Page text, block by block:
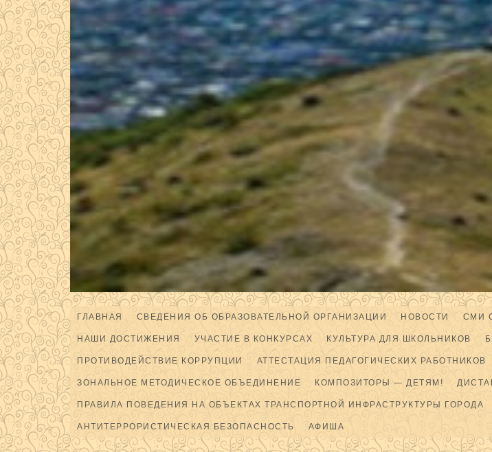
ГЛАВНАЯ СВЕДЕНИЯ ОБ ОБРАЗОВАТЕЛЬНОЙ ОРГАНИЗАЦИИ НОВОСТИ СМИ
НАШИ ДОСТИЖЕНИЯ УЧАСТИЕ В КОНКУРСАХ КУЛЬТУРА ДЛЯ ШКОЛЬНИКОВ
ПРОТИВОДЕЙСТВИЕ КОРРУПЦИИ АТТЕСТАЦИЯ ПЕДАГОГИЧЕСКИХ РАБОТНИКОВ
ЗОНАЛЬНОЕ МЕТОДИЧЕСКОЕ ОБЪЕДИНЕНИЕ КОМПОЗИТОРЫ — ДЕТЯМ!
ПРАВИЛА ПОВЕДЕНИЯ НА ОБЪЕКТАХ ТРАНСПОРТНОЙ ИНФРАСТРУКТУРЫ ГОРОДА
АНТИТЕРРОРИСТИЧЕСКАЯ БЕЗОПАСНОСТЬ АФИША